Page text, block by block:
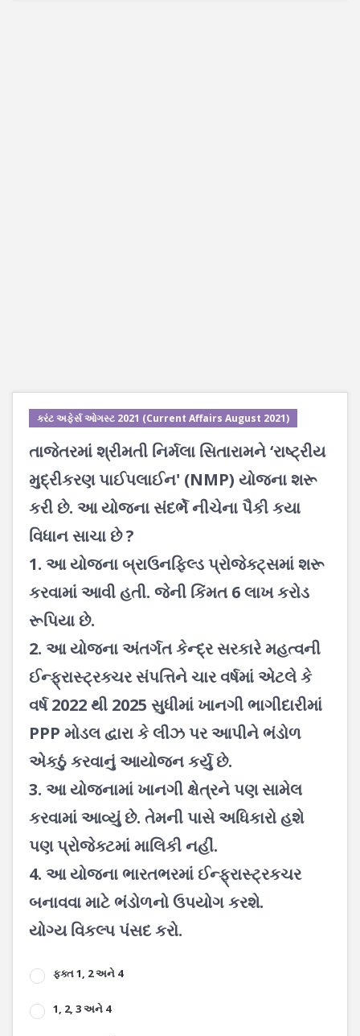
કરંટ અફેર્સ ઓગસ્ટ 2021 (Current Affairs August 2021)
તાજેતરમાં શ્રીમતી નિર્મલા સિતારામને ‘રાષ્ટ્રીય
મુદ્રીકરણ પાઈપલાઈન' (NMP) યોજના શરૂ
કરી છે. આ યોજના સંદર્ભે નીચેના પૈકી કયા
વિધાન સાચા છે ?
1. આ યોજના બ્રાઉનફિલ્ડ પ્રોજેક્ટ્સમાં શરૂ
કરવામાં આવી હતી. જેની કિંમત 6 લાખ કરોડ
રૂપિયા છે.
2. આ યોજના અંતર્ગત કેન્દ્ર સરકારે મહત્વની
ઈન્ફ્રાસ્ટ્રક્ચર સંપત્તિને ચાર વર્ષમાં એટલે કે
વર્ષ 2022 થી 2025 સુધીમાં ખાનગી ભાગીદારીમાં
PPP મોડલ દ્વારા કે લીઝ પર આપીને ભંડોળ
એકઠું કરવાનું આયોજન કર્યુ છે.
3. આ યોજનામાં ખાનગી ક્ષેત્રને પણ સામેલ
કરવામાં આવ્યું છે. તેમની પાસે અધિકારો હશે
પણ પ્રોજેક્ટમાં માલિકી નહીં.
4. આ યોજના ભારતભરમાં ઈન્ફ્રાસ્ટ્રકચર
બનાવવા માટે ભંડોળનો ઉપયોગ કરશે.
યોગ્ય વિકલ્પ પંસદ કરો.
ફક્ત 1, 2 અને 4
1, 2, 3 અને 4